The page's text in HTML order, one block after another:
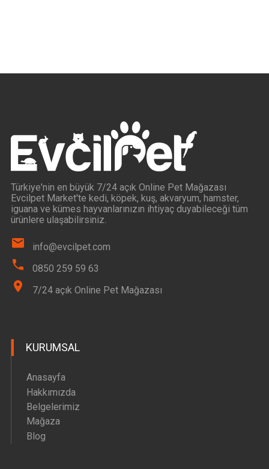
Türkiye'nin en büyük 7/24 açık Online Pet Mağazası
Evcilpet Market'te kedi, köpek, kuş, akvaryum, hamster,
iguana ve kümes hayvanlarınızın ihtiyaç duyabileceği tüm
ürünlere ulaşabilirsiniz.
info@evcilpet.com
0850 259 59 63
7/24 açık Online Pet Mağazası
KURUMSAL
Anasayfa
Hakkımızda
Belgelerimiz
Mağaza
Blog